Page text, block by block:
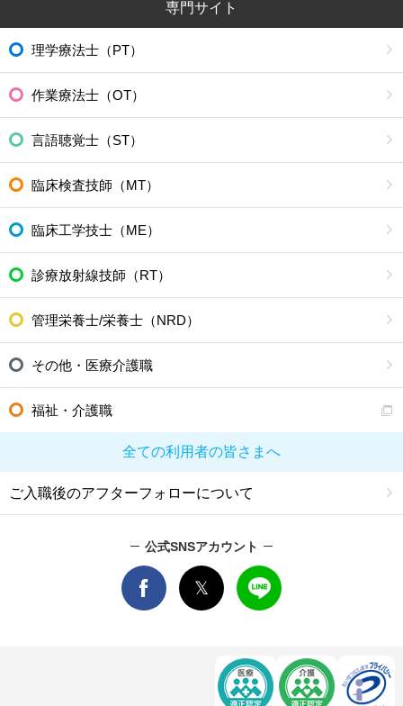
専門サイト
理学療法士（PT）
作業療法士（OT）
言語聴覚士（ST）
臨床検査技師（MT）
臨床工学技士（ME）
診療放射線技師（RT）
管理栄養士/栄養士（NRD）
その他・医療介護職
福祉・介護職
全ての利用者の皆さまへ
ご入職後のアフターフォローについて
公式SNSアカウント